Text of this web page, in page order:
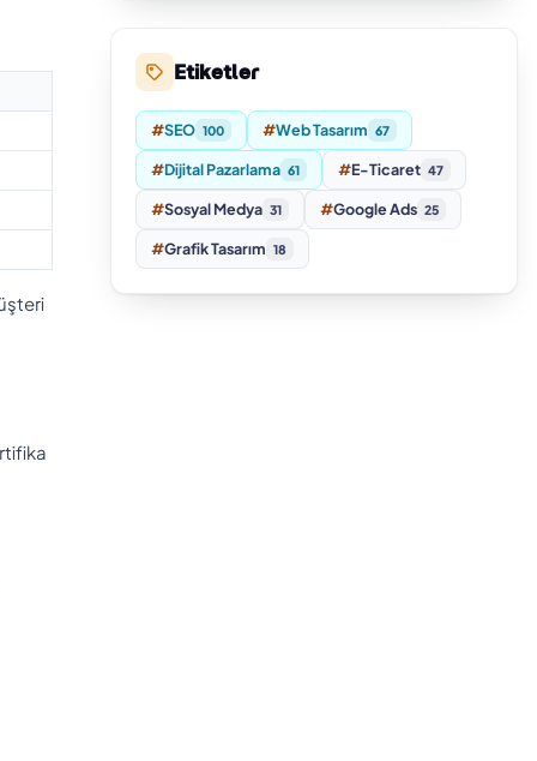
Etiketler
#SEO 100 #Web Tasarım 67
#Dijital Pazarlama 61 #E-Ticaret 47
#Sosyal Medya 31 #Google Ads 25
#Grafik Tasarım 18